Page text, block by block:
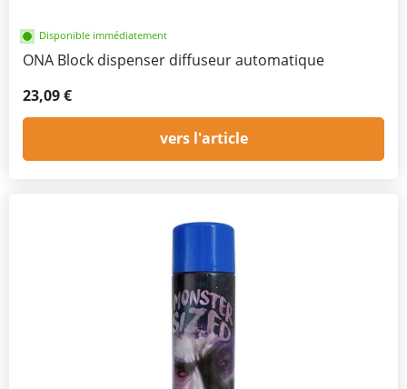
Disponible immédiatement
ONA Block dispenser diffuseur automatique
23,09 €
vers l'article